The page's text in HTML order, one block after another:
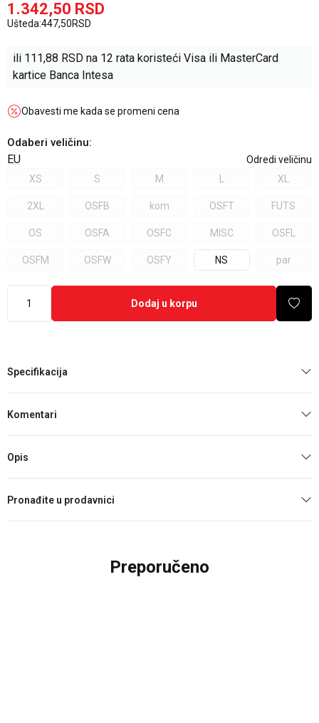
1.342,50 RSD
Ušteda:447,50RSD
ili 111,88 RSD na 12 rata koristeći Visa ili MasterCard
kartice Banca Intesa
Obavesti me kada se promeni cena
Odaberi veličinu:
EU
Odredi veličinu
XS
S M XL
2XL OSFB kom OSFT FUTS
OS OSFA OSFC MISC OSFL
OSFM OSFW OSFY NS par
Dodaj u korpu
Specifikacija
Komentari
Opis
Pronađite u prodavnici
Preporučeno